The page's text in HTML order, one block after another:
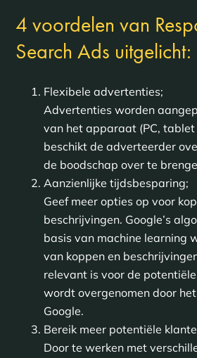
4 voordelen van
Search Ads uitgelicht:
Flexibele advertenties;
Advertenties worden
van het apparaat (PC,
beschikt de adverteerder
de boodschap over te
Aanzienlijke tijdsbesparing;
Geef meer opties op voor
beschrijvingen. Google’s
basis van machine learning
van koppen en
relevant is voor de
wordt overgenomen door
Google.
Bereik meer potentiële
Door te werken met